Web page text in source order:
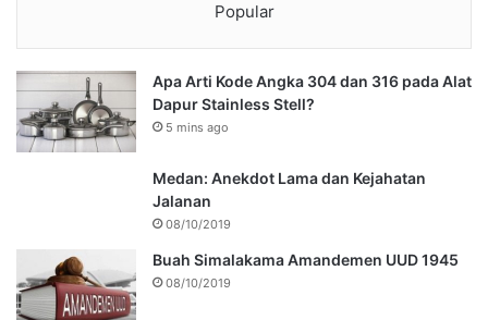
Popular
Apa Arti Kode Angka 304 dan 316 pada Alat
Dapur Stainless Stell?
5 mins ago
Medan: Anekdot Lama dan Kejahatan
Jalanan
08/10/2019
Buah Simalakama Amandemen UUD 1945
08/10/2019